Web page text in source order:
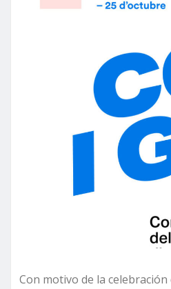
Con motivo de la celebración